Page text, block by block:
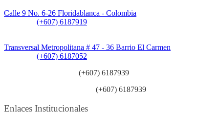
Calle 9 No. 6-26 Floridablanca - Colombia
(+607) 6187919
Transversal Metropolitana # 47 - 36 Barrio El Carmen
(+607) 6187052
(+607) 6187939
(+607) 6187939
Enlaces Institucionales